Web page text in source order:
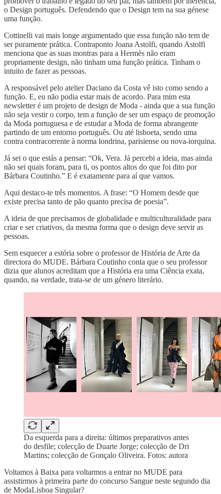
o Design português. Defendendo que o Design tem na sua génese
uma função.
Cottinelli vai mais longe argumentado que essa função não tem de
ser puramente prática. Contraponto Joana Astolfi, quando Astolfi
menciona que as suas montras para a Hermès não eram
propriamente design, não tinham uma função prática. Tinham o
intuito de fazer as pessoas.
A responsável pelo atelier Daciano da Costa vê isto como sendo a
função. E, eu não podia estar mais de acordo. Para mim esta
newsletter é um projeto de design de Moda - ainda que a sua função
não seja vestir o corpo, tem a função de ser um espaço de promoção
da Moda portuguesa e de estudar a Moda de forma abrangente
partindo de um entorno português. Ou até lisboeta, sendo uma
contra contracorrente à norma londrina, parisiense ou nova-iorquina.
Já sei o que estás a pensar: “Ok, Vera. Já percebi a ideia, mas ainda
não sei quais foram, para ti, os pontos altos do que foi dito por
Bárbara Coutinho.” E é exatamente para aí que vamos.
Aqui destaco-te três momentos. A frase: “O Homem desde que
existe precisa tanto de pão quanto precisa de poesia”.
A ideia de que precisamos de globalidade e multiculturalidade para
criar e ser criativos, da mesma forma que o design deve servir as
pessoas.
Sem esquecer a estória sobre o professor de História de Arte da
directora do MUDE. Bárbara Coutinho conta que o seu professor
dizia que alunos acreditam que a História era uma Ciência exata,
quando, na verdade, trata-se de um género literário.
Da esquerda para a direita: últimos preparativos antes
do desfile; colecção de Duarte Jorge; colecção de Dri
Martins; colecção de Gonçalo Oliveira. Fotos: autora
Voltamos à Baixa para voltarmos a entrar no MUDE para
assistirmos à primeira parte do concurso Sangue neste segundo dia
de ModaLisboa Singular?